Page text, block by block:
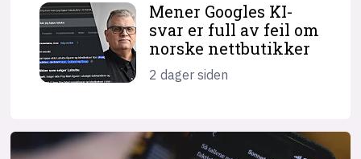
Mener Googles KI-
svar er full av feil om
norske nettbutikker
2 dager siden